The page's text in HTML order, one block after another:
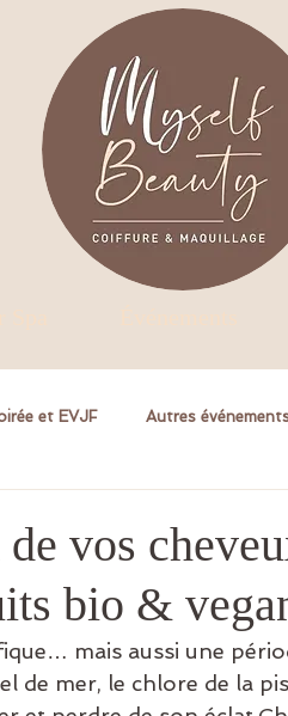
et EVJF Autres
vos
bio &
mais aussi une
de mer, le chlore de la